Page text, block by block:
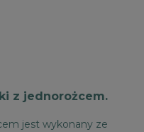
z jednorożcem.
jest wykonany ze